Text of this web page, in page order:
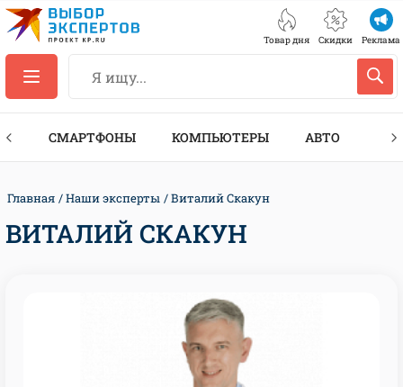
Товар дня Скидки Реклама
СМАРТФОНЫ КОМПЬЮТЕРЫ АВТО
Главная Наши эксперты Виталий Скакун
ВИТАЛИЙ СКАКУН